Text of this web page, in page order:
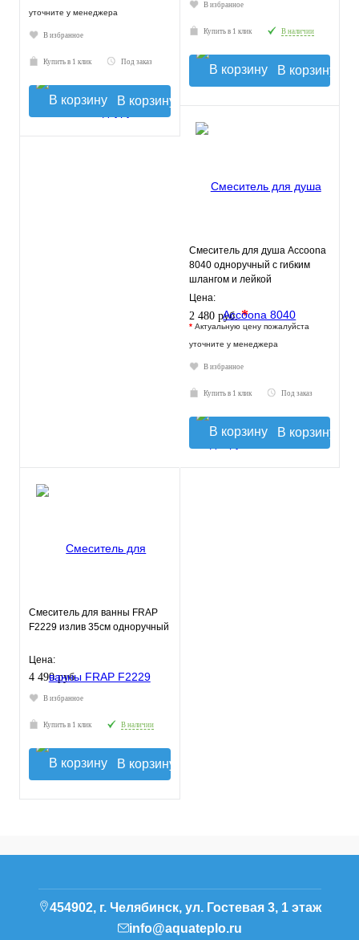
уточните у менеджера
В избранное
Купить в 1 клик Под заказ
В корзину
В избранное
Купить в 1 клик В наличии
В корзину
Смеситель для душа Accoona
8040 одноручный с гибким
шлангом и лейкой
Цена:
2 480 руб.*
* Актуальную цену пожалуйста
уточните у менеджера
В избранное
Купить в 1 клик Под заказ
В корзину
Смеситель для ванны FRAP
F2229 излив 35см одноручный
Цена:
4 490 руб.
В избранное
Купить в 1 клик В наличии
В корзину
454902, г. Челябинск, ул. Гостевая 3, 1 этаж
info@aquateplo.ru